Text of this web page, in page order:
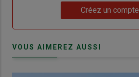
Créez un compte
VOUS AIMEREZ AUSSI